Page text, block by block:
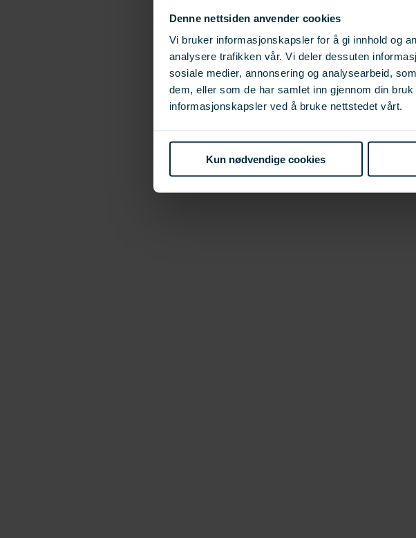
Denne nettsiden anvender cookies
Vi bruker informasjonskapsler for å gi innhold og
analysere trafikken vår. Vi deler dessuten
sosiale medier, annonsering og analysearbeid,
dem, eller som de har samlet inn gjennom din
informasjonskapsler ved å bruke nettstedet vårt.
Kun nødvendige cookies